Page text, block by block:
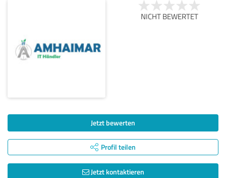
NICHT BEWERTET
Jetzt bewerten
Profil teilen
Jetzt kontaktieren